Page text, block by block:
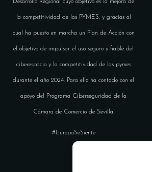
Desarrollo Regional cuyo objetivo es la mejora de
la competitividad de las PYMES, y gracias al
cual ha puesto en marcha un Plan de Acción con
el objetivo de impulsar el uso seguro y fiable del
ciberespacio y la competitividad de las pymes
durante el año 2024. Para ello ha contado con el
apoyo del Programa Ciberseguridad de la
Cámara de Comercio de Sevilla.
#EuropaSeSiente